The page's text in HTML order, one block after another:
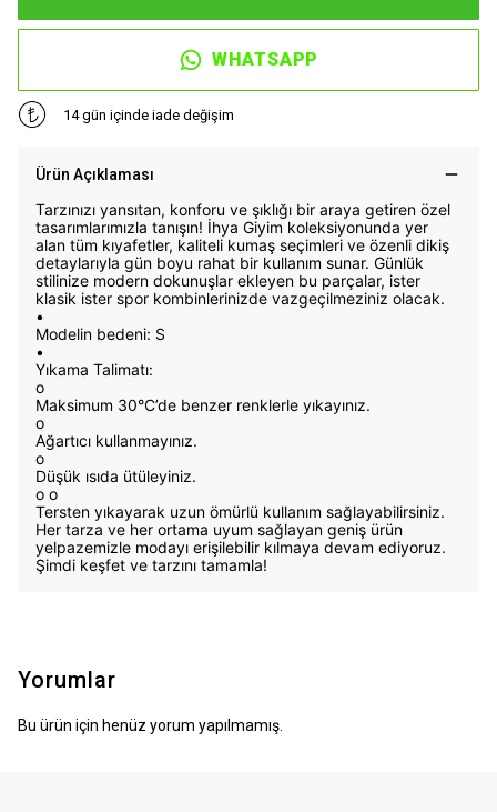
WHATSAPP
14 gün içinde iade değişim
Ürün Açıklaması
Tarzınızı yansıtan, konforu ve şıklığı bir araya getiren özel
tasarımlarımızla tanışın! İhya Giyim koleksiyonunda yer
alan tüm kıyafetler, kaliteli kumaş seçimleri ve özenli dikiş
detaylarıyla gün boyu rahat bir kullanım sunar. Günlük
stilinize modern dokunuşlar ekleyen bu parçalar, ister
klasik ister spor kombinlerinizde vazgeçilmeziniz olacak.
•
Modelin bedeni: S
•
Yıkama Talimatı:
o
Maksimum 30°C’de benzer renklerle yıkayınız.
o
Ağartıcı kullanmayınız.
o
Düşük ısıda ütüleyiniz.
o o
Tersten yıkayarak uzun ömürlü kullanım sağlayabilirsiniz.
Her tarza ve her ortama uyum sağlayan geniş ürün
yelpazemizle modayı erişilebilir kılmaya devam ediyoruz.
Şimdi keşfet ve tarzını tamamla!
Yorumlar
Bu ürün için henüz yorum yapılmamış.